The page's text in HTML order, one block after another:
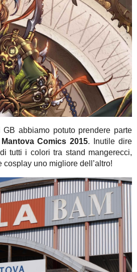
abbiamo potuto prendere parte
Mantova Comics 2015. Inutile dire
tutti i colori tra stand mangerecci,
cosplay uno migliore dell’altro!